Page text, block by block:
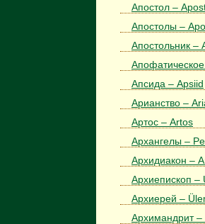
Апостол –
Апостолы –
Апостольник –
Апсида – Apsiid
Арианство –
Артос – Artos
Архангелы –
Архидиакон –
Архиепископ –
Архиерей –
Архимандрит –